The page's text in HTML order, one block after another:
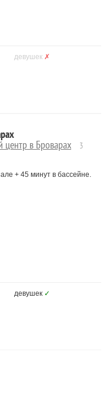
девушек ✗
центр в Броварах
3
+ 45 минут в бассейне.
девушек ✓